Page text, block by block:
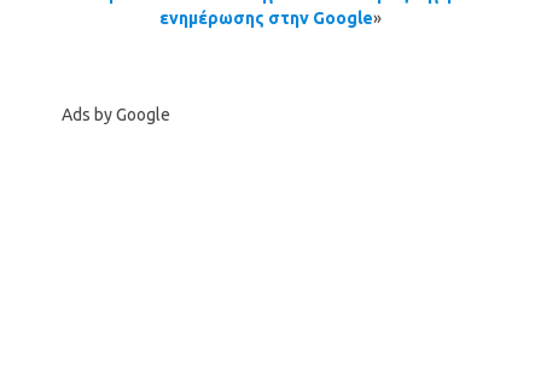
ενημέρωσης στην Google»
Ads by Google